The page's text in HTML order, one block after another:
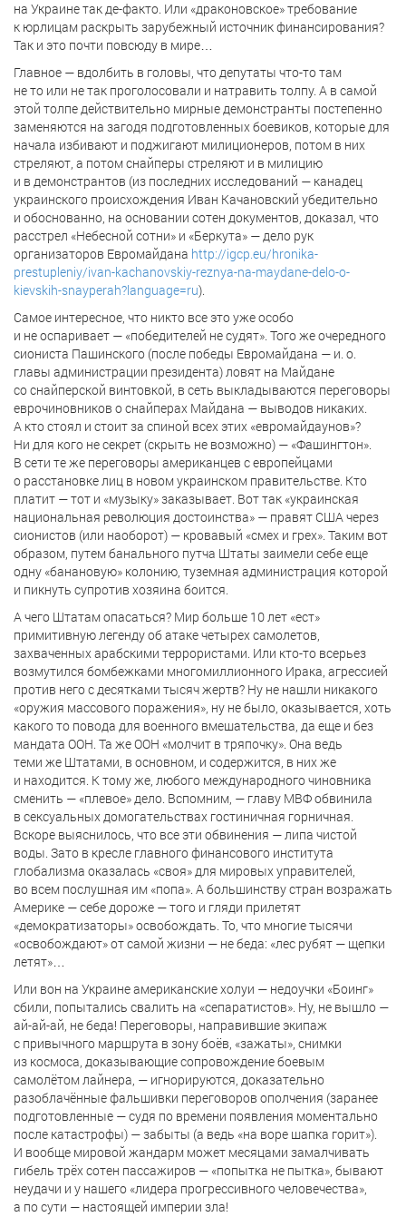
на Украине так де-факто. Или «драконовское» требование
к юрлицам раскрыть зарубежный источник финансирования?
Так и это почти повсюду в мире…
Главное — вдолбить в головы, что депутаты что-то там
не то или не так проголосовали и натравить толпу. А в самой
этой толпе действительно мирные демонстранты постепенно
заменяются на загодя подготовленных боевиков, которые для
начала избивают и поджигают милиционеров, потом в них
стреляют, а потом снайперы стреляют и в милицию
и в демонстрантов (из последних исследований — канадец
украинского происхождения Иван Качановский убедительно
и обоснованно, на основании сотен документов, доказал, что
расстрел «Небесной сотни» и «Беркута» — дело рук
организаторов Евромайдана http://igcp.eu/hronika-
prestupleniy/ivan-kachanovskiy-reznya-na-maydane-delo-o-
kievskih-snayperah?language=ru).
Самое интересное, что никто все это уже особо
и не оспаривает — «победителей не судят». Того же очередного
сиониста Пашинского (после победы Евромайдана — и. о.
главы администрации президента) ловят на Майдане
со снайперской винтовкой, в сеть выкладываются переговоры
еврочиновников о снайперах Майдана — выводов никаких.
А кто стоял и стоит за спиной всех этих «евромайдаунов»?
Ни для кого не секрет (скрыть не возможно) — «Фашингтон».
В сети те же переговоры американцев с европейцами
о расстановке лиц в новом украинском правительстве. Кто
платит — тот и «музыку» заказывает. Вот так «украинская
национальная революция достоинства» — правят США через
сионистов (или наоборот) — кровавый «смех и грех». Таким вот
образом, путем банального путча Штаты заимели себе еще
одну «банановую» колонию, туземная администрация которой
и пикнуть супротив хозяина боится.
А чего Штатам опасаться? Мир больше 10 лет «ест»
примитивную легенду об атаке четырех самолетов,
захваченных арабскими террористами. Или кто-то всерьез
возмутился бомбежками многомиллионного Ирака, агрессией
против него с десятками тысяч жертв? Ну не нашли никакого
«оружия массового поражения», ну не было, оказывается, хоть
какого то повода для военного вмешательства, да еще и без
мандата ООН. Та же ООН «молчит в тряпочку». Она ведь
теми же Штатами, в основном, и содержится, в них же
и находится. К тому же, любого международного чиновника
сменить — «плевое» дело. Вспомним, — главу МВФ обвинила
в сексуальных домогательствах гостиничная горничная.
Вскоре выяснилось, что все эти обвинения — липа чистой
воды. Зато в кресле главного финансового института
глобализма оказалась «своя» для мировых управителей,
во всем послушная им «попа». А большинству стран возражать
Америке — себе дороже — того и гляди прилетят
«демократизаторы» освобождать. То, что многие тысячи
«освобождают» от самой жизни — не беда: «лес рубят — щепки
летят»…
Или вон на Украине американские холуи — недоучки «Боинг»
сбили, попытались свалить на «сепаратистов». Ну, не вышло —
ай-ай-ай, не беда! Переговоры, направившие экипаж
с привычного маршрута в зону боёв, «зажаты», снимки
из космоса, доказывающие сопровождение боевым
самолётом лайнера, — игнорируются, доказательно
разоблачённые фальшивки переговоров ополчения (заранее
подготовленные — судя по времени появления моментально
после катастрофы) — забыты (а ведь «на воре шапка горит»).
И вообще мировой жандарм может месяцами замалчивать
гибель трёх сотен пассажиров — «попытка не пытка», бывают
неудачи и у нашего «лидера прогрессивного человечества»,
а по сути — настоящей империи зла!